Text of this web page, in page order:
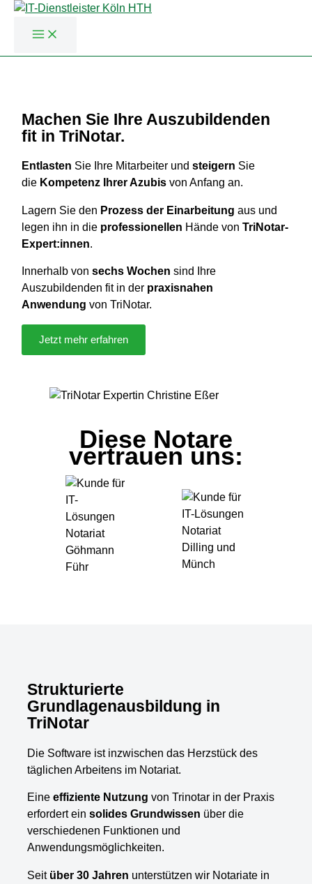
Machen Sie Ihre Auszubildenden
fit in TriNotar.
Entlasten Sie Ihre Mitarbeiter und steigern Sie
die Kompetenz Ihrer Azubis von Anfang an.
Lagern Sie den Prozess der Einarbeitung aus und
legen ihn in die professionellen Hände von TriNotar-
Expert:innen.
Innerhalb von sechs Wochen sind Ihre
Auszubildenden fit in der praxisnahen
Anwendung von TriNotar.
Jetzt mehr erfahren
Diese Notare
vertrauen uns:
Strukturierte
Grundlagenausbildung in
TriNotar
Die Software ist inzwischen das Herzstück des
täglichen Arbeitens im Notariat.
Eine effiziente Nutzung von Trinotar in der Praxis
erfordert ein solides Grundwissen über die
verschiedenen Funktionen und
Anwendungsmöglichkeiten.
Seit über 30 Jahren unterstützen wir Notariate in